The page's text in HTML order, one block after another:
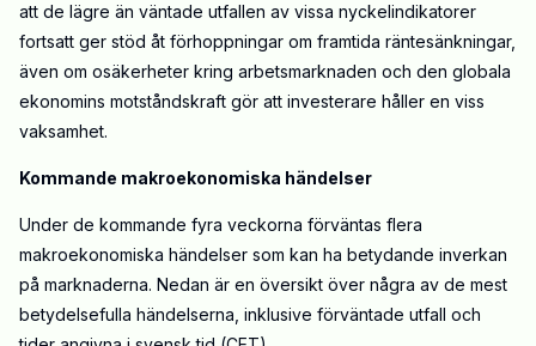
att de lägre än väntade utfallen av vissa nyckelindikatorer
fortsatt ger stöd åt förhoppningar om framtida räntesänkningar,
även om osäkerheter kring arbetsmarknaden och den globala
ekonomins motståndskraft gör att investerare håller en viss
vaksamhet.
Kommande makroekonomiska händelser
Under de kommande fyra veckorna förväntas flera
makroekonomiska händelser som kan ha betydande inverkan
på marknaderna. Nedan är en översikt över några av de mest
betydelsefulla händelserna, inklusive förväntade utfall och